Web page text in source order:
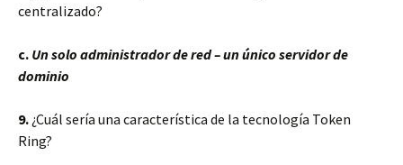
centralizado?
c. Un solo administrador de red – un único servidor de
dominio
9. ¿Cuál sería una característica de la tecnología Token
Ring?